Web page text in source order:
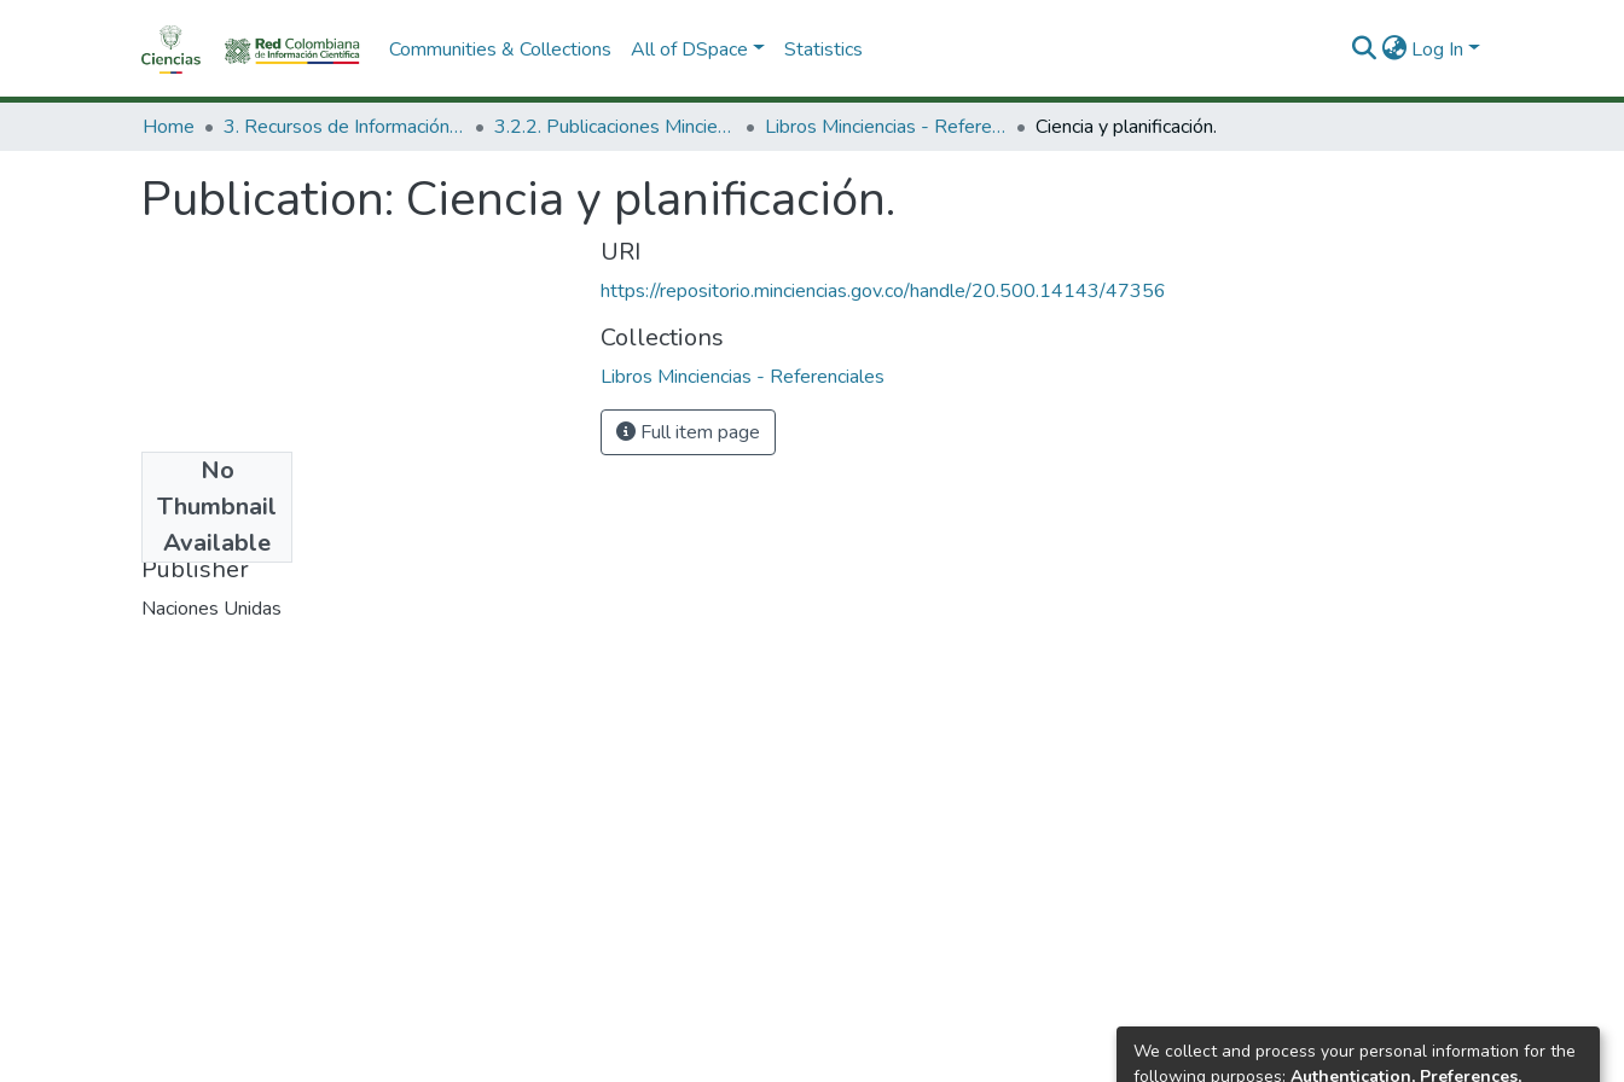
Communities & Collections All of DSpace Statistics Log In
Home 3. Recursos de Información Científica y Tecnológica 3.2.2. Publicaciones Minciencias Libros Minciencias - Referenciales Ciencia y planificación.
Publication: Ciencia y planificación.
No
Thumbnail
Available
1964
Publisher
Naciones Unidas
URI
https://repositorio.minciencias.gov.co/handle/20.500.14143/47356
Collections
Libros Minciencias - Referenciales
Full item page
We collect and process your personal information for the
following purposes: Authentication, Preferences,